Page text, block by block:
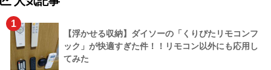
1
【浮かせる収納】ダイソーの「くりぴたリモコンフ
ック」が快適すぎた件！！リモコン以外にも応用し
てみた